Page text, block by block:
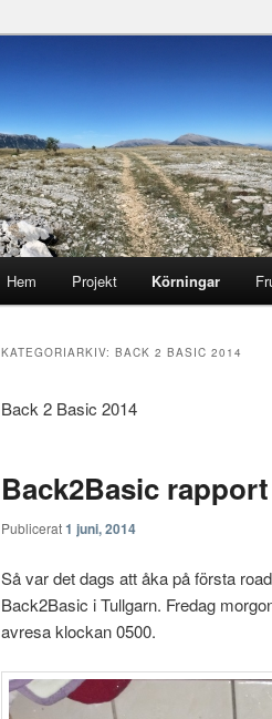
Runsten Racing
Hem Projekt Körningar
KATEGORIARKIV: BACK 2 BASIC 2014
Back 2 Basic 2014
Back2Basic rapport
Publicerat1 juni, 2014
Så var det dags att åka på första
Back2Basic i Tullgarn. Fredag
avresa klockan 0500.